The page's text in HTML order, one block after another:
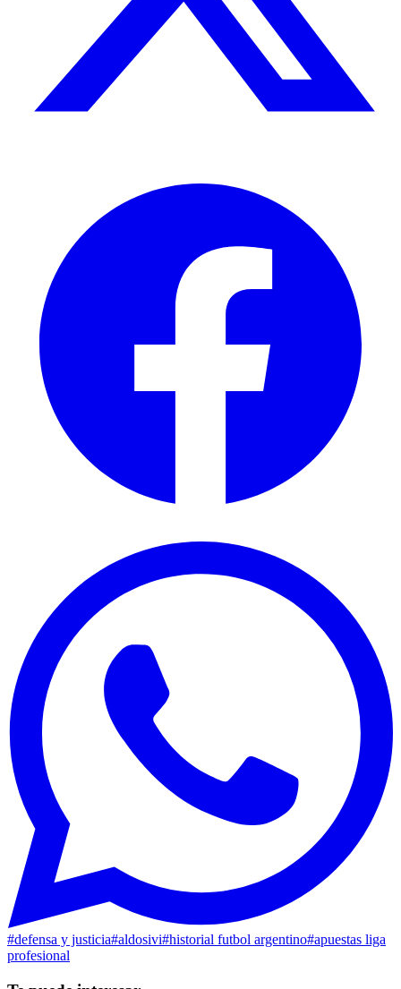
#defensa y justicia#aldosivi#historial futbol argentino#apuestas liga
profesional